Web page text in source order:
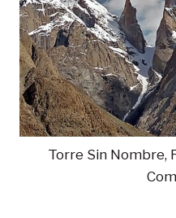
Torre Sin Nombre,